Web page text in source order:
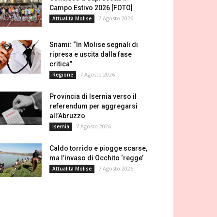
Campo Estivo 2026 [FOTO]
Attualità Molise 7 Agosto 2026
Snami: “In Molise segnali di
ripresa e uscita dalla fase
critica”
Regione 7 Agosto 2026
Provincia di Isernia verso il
referendum per aggregarsi
all’Abruzzo
Isernia 7 Agosto 2026
Caldo torrido e piogge scarse,
ma l’invaso di Occhito ‘regge’
Attualità Molise 7 Agosto 2026